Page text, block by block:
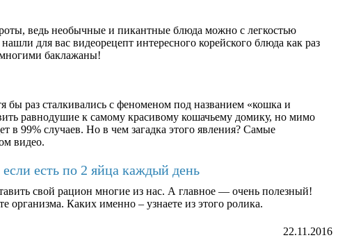
ведь необычные и пикантные блюда можно с легкостью
для вас видеорецепт интересного корейского блюда как раз
баклажаны!
бы раз сталкивались с феноменом под названием «кошка и
равнодушие к самому красивому кошачьему домику, но мимо
в 99% случаев. Но в чем загадка этого явления? Самые
видео.
есть по 2 яйца каждый день
свой рацион многие из нас. А главное — очень полезный!
организма. Каких именно – узнаете из этого ролика.
22.11.2016